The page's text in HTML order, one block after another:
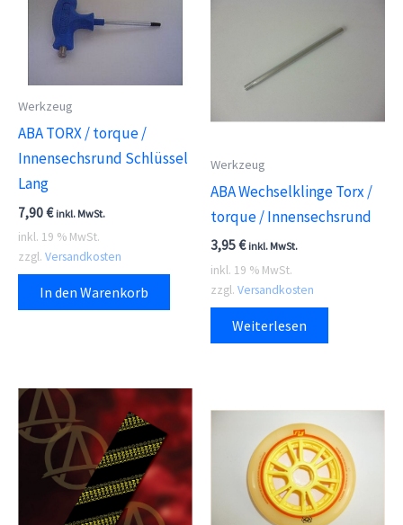
Werkzeug
ABA TORX / torque /
Innensechsrund Schlüssel
Lang
7,90€ inkl. MwSt.
inkl. 19 % MwSt.
zzgl. Versandkosten
In den Warenkorb
Werkzeug
ABA Wechselklinge Torx /
torque / Innensechsrund
3,95€ inkl. MwSt.
inkl. 19 % MwSt.
zzgl. Versandkosten
Weiterlesen